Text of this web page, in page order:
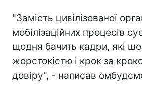
"Замість цивілізованої
мобілізаційних процесів
щодня бачить кадри, які
жорстокістю і крок за
довіру", - написав